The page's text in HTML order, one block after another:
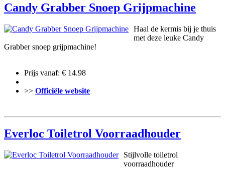
Candy Grabber Snoep Grijpmachine
Haal de kermis bij je thuis
met deze leuke Candy
Grabber snoep grijpmachine!
Prijs vanaf: € 14.98
>> Officiële website
Everloc Toiletrol Voorraadhouder
Stijlvolle toiletrol
voorraadhouder